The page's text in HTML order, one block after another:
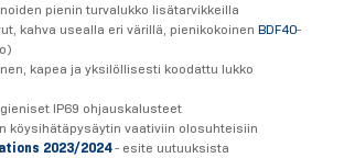
pienin turvalukko lisätarvikkeilla
kahva usealla eri värillä, pienikokoinen BDF40-
kapea ja yksilöllisesti koodattu lukko
IP69 ohjauskalusteet
köysihätäpysäytin vaativiin olosuhteisiin
2023/2024 - esite uutuuksista